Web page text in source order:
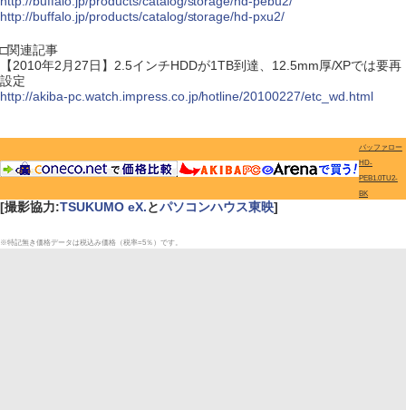
http://buffalo.jp/products/catalog/storage/hd-pxu2/
□関連記事
【2010年2月27日】2.5インチHDDが1TB到達、12.5mm厚/XPでは要再
設定
http://akiba-pc.watch.impress.co.jp/hotline/20100227/etc_wd.html
バッファロー
HD-
PEB1.0TU2-
BK
[撮影協力:TSUKUMO eX.とパソコンハウス東映]
※特記無き価格データは税込み価格（税率=5％）です。